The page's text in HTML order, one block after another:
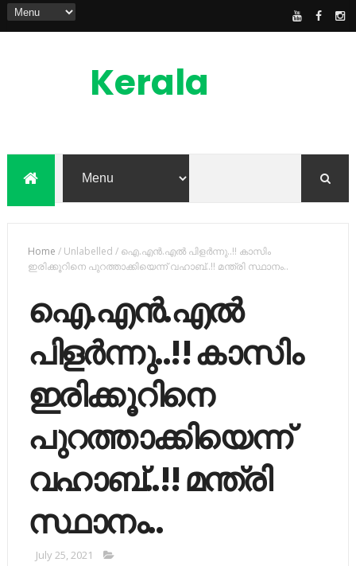
Kerala
Feed
Home /Unlabelled / ഐ.എന്‍.എല്‍ പിളര്‍ന്നു..!! കാസിം
ഇരിക്കൂറിനെ പുറത്താക്കി​യെന്ന്​ വഹാബ്​..!! മന്ത്രി സ്ഥാനം..
ഐ.എന്‍.എല്‍
പിളര്‍ന്നു..!! കാസിം
ഇരിക്കൂറിനെ
പുറത്താക്കി​യെന്ന്​
വഹാബ്​..!! മന്ത്രി
സ്ഥാനം..
July 25, 2021